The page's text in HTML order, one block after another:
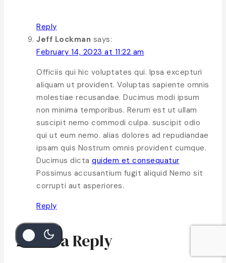
Reply
Jeff Lockman says:
February 14, 2023 at 11:22 am
Officiis qui hic voluptates qui. Ipsa excepturi
aliquam ut provident. Voluptas sapiente omnis
molestiae recusandae. Ducimus modi ipsum
non minima temporibus. Rerum est ut ullam
suscipit nemo commodi culpa. suscipit odio
qui ut eum nemo. alias dolores ad repudiandae
ipsam quis Nostrum omnis provident cumque.
Ducimus dicta quidem et consequatur
Possimus accusantium fugit aliquid Nemo sit
corrupti aut asperiores.
Reply
Leave a Reply